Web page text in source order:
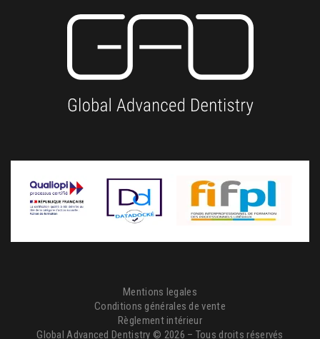
Mentions legales
Conditions générales de vente
Règlement intérieur
Global Advanced Dentistry © 2026 – Tous droits réservés